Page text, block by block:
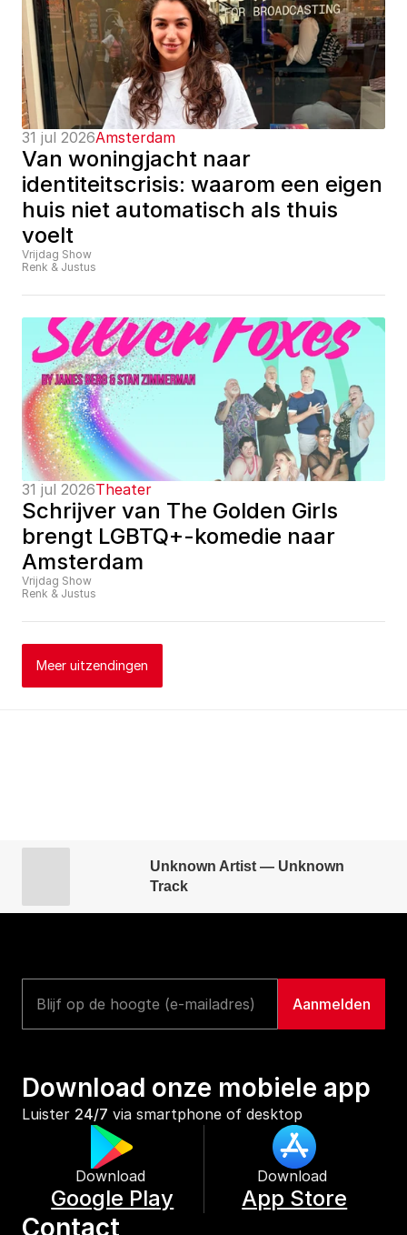
31 jul 2026Amsterdam
Van woningjacht naar
identiteitscrisis: waarom een eigen
huis niet automatisch als thuis
voelt
Vrijdag Show
Renk & Justus
31 jul 2026Theater
Schrijver van The Golden Girls
brengt LGBTQ+-komedie naar
Amsterdam
Vrijdag Show
Renk & Justus
Meer uitzendingen
Unknown Artist — Unknown
Track
Download onze mobiele app
Luister 24/7 via smartphone of desktop
Download
Google Play
Download
App Store
Contact